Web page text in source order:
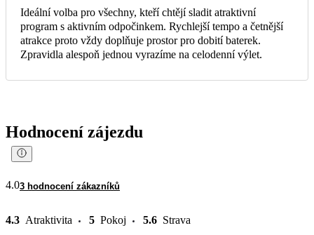
Ideální volba pro všechny, kteří chtějí sladit atraktivní
program s aktivním odpočinkem. Rychlejší tempo a četnější
atrakce proto vždy doplňuje prostor pro dobití baterek.
Zpravidla alespoň jednou vyrazíme na celodenní výlet.
Hodnocení zájezdu
4.03 hodnocení zákazníků
4.3 Atraktivita 5 Pokoj 5.6 Strava